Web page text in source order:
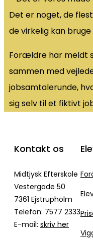
Det er noget, de
de virkelig kan
Forældre har meldt
sammen med
jobsamtalerunde,
sig selv til et fiktivt
Kontakt os
Midtjysk Efterskole
Vestergade 50
7361 Ejstrupholm
Telefon: 7577 2333
E-mail: skriv her